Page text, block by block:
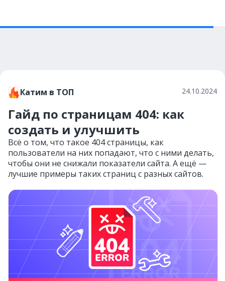
Катим в ТОП 24.10.2024
Гайд по страницам 404: как
создать и улучшить
Всё о том, что такое 404 страницы, как
пользователи на них попадают, что с ними делать,
чтобы они не снижали показатели сайта. А ещё —
лучшие примеры таких страниц с разных сайтов.